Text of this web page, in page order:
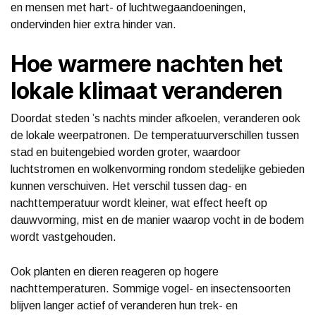
en mensen met hart- of luchtwegaandoeningen,
ondervinden hier extra hinder van.
Hoe warmere nachten het
lokale klimaat veranderen
Doordat steden ’s nachts minder afkoelen, veranderen ook
de lokale weerpatronen. De temperatuurverschillen tussen
stad en buitengebied worden groter, waardoor
luchtstromen en wolkenvorming rondom stedelijke gebieden
kunnen verschuiven. Het verschil tussen dag- en
nachttemperatuur wordt kleiner, wat effect heeft op
dauwvorming, mist en de manier waarop vocht in de bodem
wordt vastgehouden.
Ook planten en dieren reageren op hogere
nachttemperaturen. Sommige vogel- en insectensoorten
blijven langer actief of veranderen hun trek- en